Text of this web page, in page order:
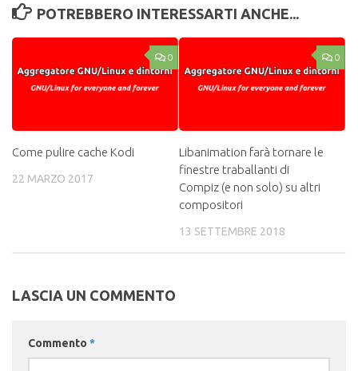
POTREBBERO INTERESSARTI ANCHE...
0
Come pulire cache Kodi
22 MARZO 2017
0
Libanimation farà tornare le
finestre traballanti di
Compiz (e non solo) su altri
compositori
13 SETTEMBRE 2018
LASCIA UN COMMENTO
Commento *